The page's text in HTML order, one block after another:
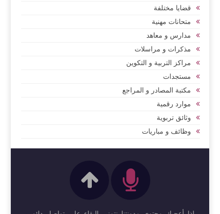
قضايا مختلفة
متحانات مهنية
مدارس و معاهد
مذكرات و مراسلات
مراكز التربية و التكوين
مستجدات
مكتبة المصادر و المراجع
موارد رقمية
وثائق تربوية
وظائف و مباريات